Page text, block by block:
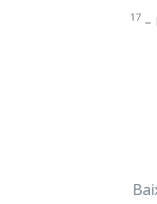
17 –